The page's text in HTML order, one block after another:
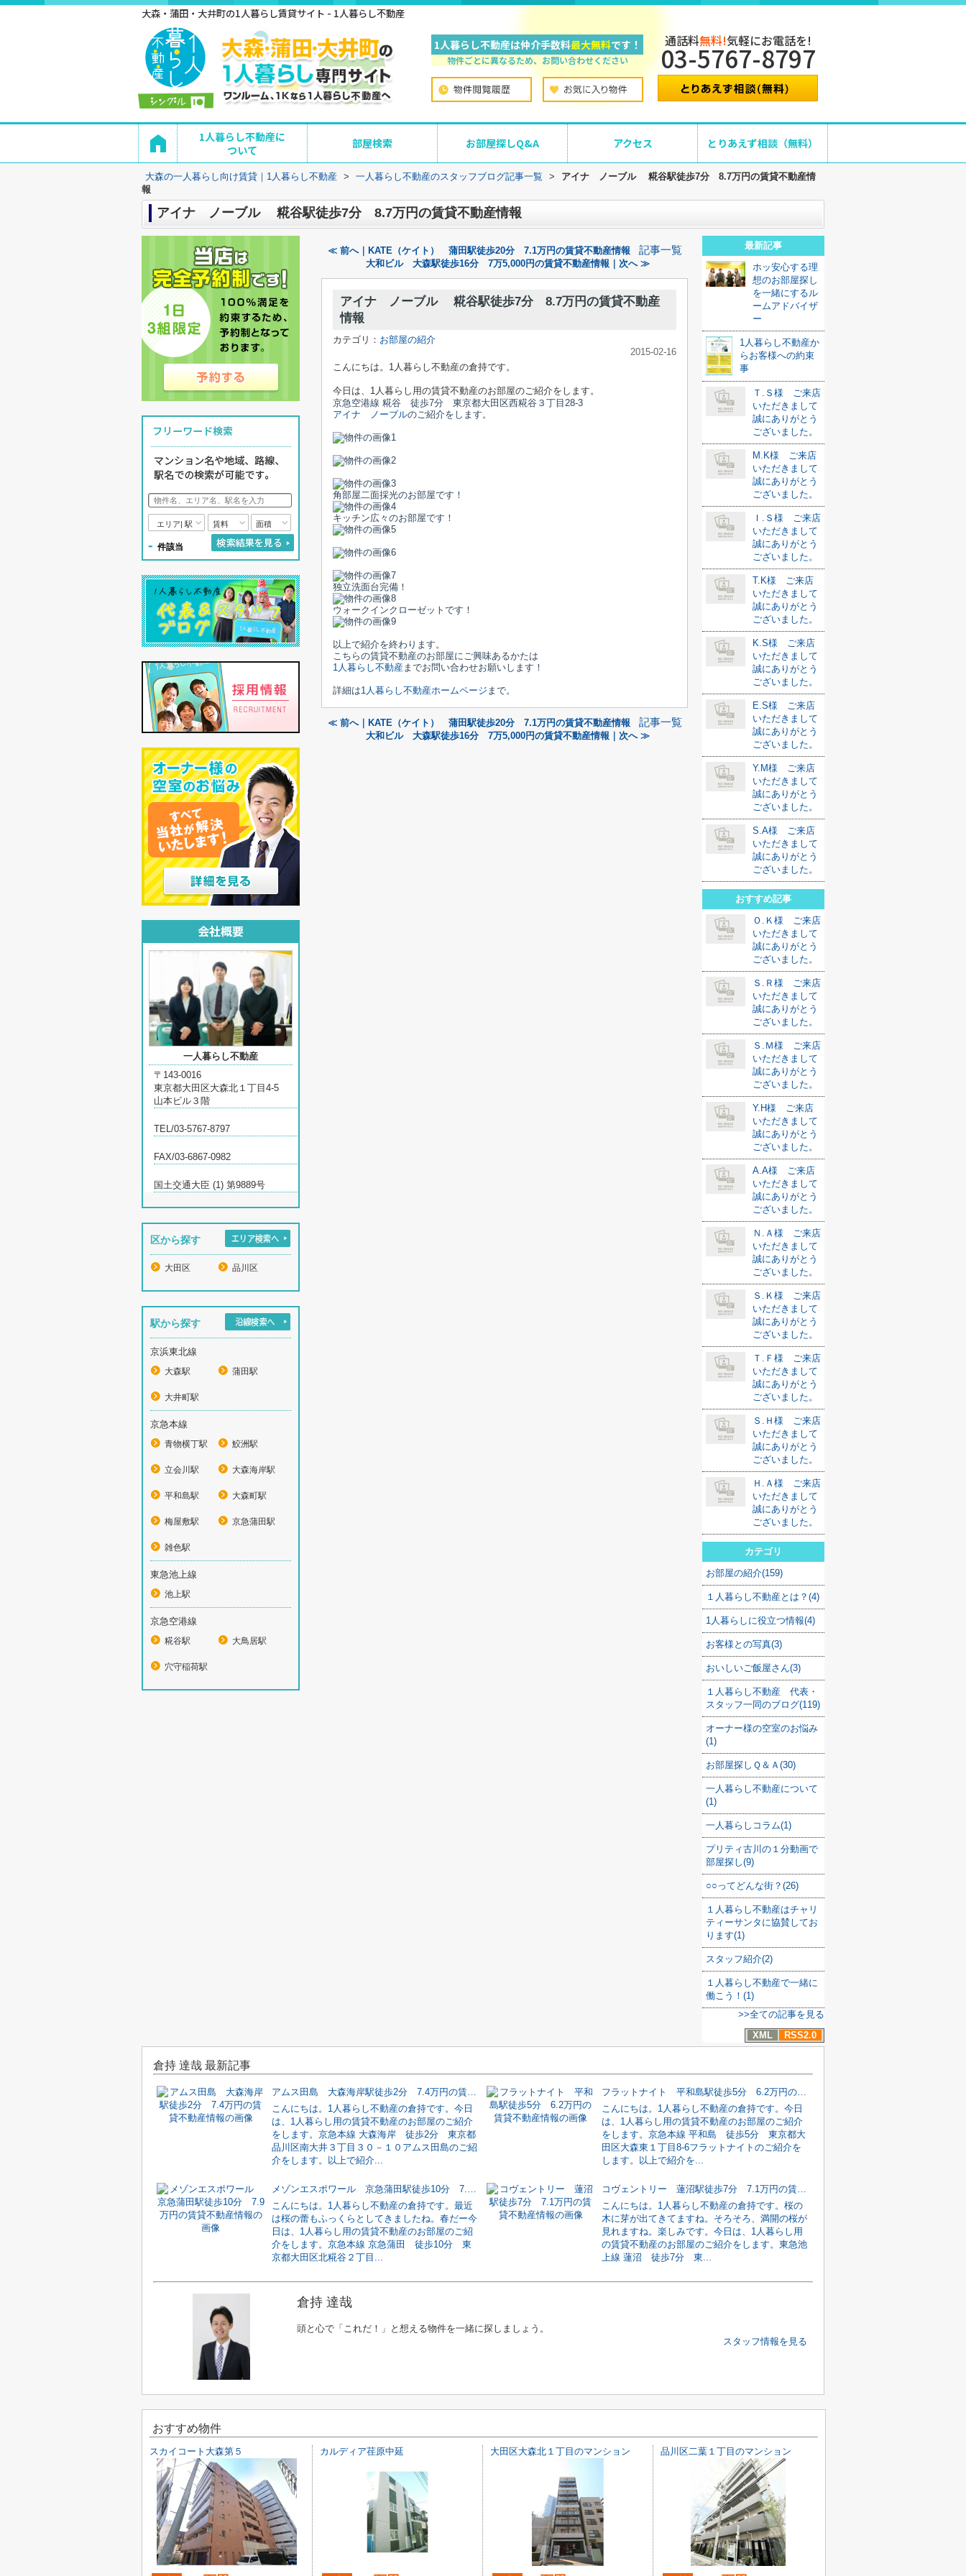
大森・蒲田・大井町の1人暮らし賃貸サイト - 1人暮らし不動産
1人暮らし不動産は仲介手数料最大無料です！
物件ごとに異なるため、お問い合わせください
通話料無料!気軽にお電話を!
03-5767-8797
1人暮らし不動産に
ついて
部屋検索 お部屋探しQ&A アクセス とりあえず相談（無料）
大森の一人暮らし向け賃貸｜1人暮らし不動産 > 一人暮らし不動産のスタッフブログ記事一覧 >
アイナ ノーブル 糀谷駅徒歩7分 8.7万円の賃貸不動産情
報
アイナ ノーブル 糀谷駅徒歩7分 8.7万円の賃貸不動産情報
≪ 前へ｜KATE（ケイト） 蒲田駅徒歩20分 7.1万円の賃貸不動産情報 記事一覧
大和ビル 大森駅徒歩16分 7万5,000円の賃貸不動産情報｜次へ ≫
アイナ ノーブル 糀谷駅徒歩7分 8.7万円の賃貸不動産
情報
カテゴリ： お部屋の紹介
2015-02-16
こんにちは。1人暮らし不動産の倉持です。
今日は、1人暮らし用の賃貸不動産のお部屋のご紹介をします。
京急空港線 糀谷 徒歩7分 東京都大田区西糀谷３丁目28-3
アイナ ノーブルのご紹介をします。
角部屋二面採光のお部屋です！
キッチン広々のお部屋です！
独立洗面台完備！
ウォークインクローゼットです！
以上で紹介を終わります。
こちらの賃貸不動産のお部屋にご興味あるかたは
1人暮らし不動産までお問い合わせお願いします！
詳細は1人暮らし不動産ホームページ まで。
≪ 前へ｜KATE（ケイト） 蒲田駅徒歩20分 7.1万円の賃貸不動産情報 記事一覧
大和ビル 大森駅徒歩16分 7万5,000円の賃貸不動産情報｜次へ ≫
最新記事
ホッ安心する理
想のお部屋探し
を一緒にするル
ームアドバイザ
ー
1人暮らし不動産か
らお客様への約束
事
Ｔ.Ｓ様 ご来店
いただきまして
誠にありがとう
ございました。
M.K様 ご来店
いただきまして
誠にありがとう
ございました。
Ｉ.Ｓ様 ご来店
いただきまして
誠にありがとう
ございました。
T.K様 ご来店
いただきまして
誠にありがとう
ございました。
K.S様 ご来店
いただきまして
誠にありがとう
ございました。
E.S様 ご来店
いただきまして
誠にありがとう
ございました。
Y.M様 ご来店
いただきまして
誠にありがとう
ございました。
S.A様 ご来店
いただきまして
誠にありがとう
ございました。
おすすめ記事
Ｏ.Ｋ様 ご来店
いただきまして
誠にありがとう
ございました。
Ｓ.Ｒ様 ご来店
いただきまして
誠にありがとう
ございました。
Ｓ.Ｍ様 ご来店
いただきまして
誠にありがとう
ございました。
Y.H様 ご来店
いただきまして
誠にありがとう
ございました。
A.A様 ご来店
いただきまして
誠にありがとう
ございました。
Ｎ.Ａ様 ご来店
いただきまして
誠にありがとう
ございました。
Ｓ.Ｋ様 ご来店
いただきまして
誠にありがとう
ございました。
Ｔ.Ｆ様 ご来店
いただきまして
誠にありがとう
ございました。
Ｓ.Ｈ様 ご来店
いただきまして
誠にありがとう
ございました。
Ｈ.Ａ様 ご来店
いただきまして
誠にありがとう
ございました。
カテゴリ
お部屋の紹介(159)
１人暮らし不動産とは？(4)
1人暮らしに役立つ情報(4)
お客様との写真(3)
おいしいご飯屋さん(3)
１人暮らし不動産 代表・
スタッフ一同のブログ(119)
オーナー様の空室のお悩み
(1)
お部屋探しＱ＆Ａ(30)
一人暮らし不動産について
(1)
一人暮らしコラム(1)
プリティ古川の１分動画で
部屋探し(9)
○○ってどんな街？(26)
１人暮らし不動産はチャリ
ティーサンタに協賛してお
ります(1)
スタッフ紹介(2)
１人暮らし不動産で一緒に
働こう！(1)
>>全ての記事を見る
XML
RSS2.0
エリア| 駅 賃料 面積
- 件該当
一人暮らし不動産
〒143-0016
東京都大田区大森北１丁目4-5
山本ビル３階
TEL/03-5767-8797
FAX/03-6867-0982
国土交通大臣 (1) 第9889号
区から探す
大田区 品川区
駅から探す
京浜東北線
大森駅 蒲田駅
大井町駅
京急本線
青物横丁駅 鮫洲駅
立会川駅 大森海岸駅
平和島駅 大森町駅
梅屋敷駅 京急蒲田駅
雑色駅
東急池上線
池上駅
京急空港線
糀谷駅 大鳥居駅
穴守稲荷駅
倉持 達哉 最新記事
アムス田島 大森海岸駅徒歩2分 7.4万円の賃貸不動産情報
こんにちは。1人暮らし不動産の倉持です。今日
は、1人暮らし用の賃貸不動産のお部屋のご紹介
をします。京急本線 大森海岸 徒歩2分 東京都
品川区南大井３丁目３０－１０アムス田島のご紹
介をします。以上で紹介...
フラットナイト 平和島駅徒歩5分 6.2万円の賃貸不動産情報
こんにちは。1人暮らし不動産の倉持です。今日
は、1人暮らし用の賃貸不動産のお部屋のご紹介
をします。京急本線 平和島 徒歩5分 東京都大
田区大森東１丁目8-6フラットナイトのご紹介を
します。以上で紹介を...
メゾンエスポワール 京急蒲田駅徒歩10分 7.9万円の賃貸不動産情報
こんにちは。1人暮らし不動産の倉持です。最近
は桜の蕾もふっくらとしてきましたね。春だー今
日は、1人暮らし用の賃貸不動産のお部屋のご紹
介をします。京急本線 京急蒲田 徒歩10分 東
京都大田区北糀谷２丁目...
コヴェントリー 蓮沼駅徒歩7分 7.1万円の賃貸不動産情報
こんにちは。1人暮らし不動産の倉持です。桜の
木に芽が出てきてますね。そろそろ、満開の桜が
見れますね。楽しみです。今日は、1人暮らし用
の賃貸不動産のお部屋のご紹介をします。東急池
上線 蓮沼 徒歩7分 東...
倉持 達哉
頭と心で「これだ！」と想える物件を一緒に探しましょう。
スタッフ情報を見る
おすすめ物件
スカイコート大森第５ カルディア荏原中延 大田区大森北１丁目のマンション 品川区二葉１丁目のマンション